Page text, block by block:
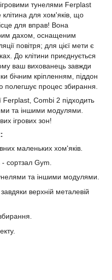
ігровими тунелями Ferplast
для хом'яків, що
для вправ! Вона
дахом, оснащеним
повітря; для цієї мети є
До клітини приєднується
ваш вихованець завжди
бічним кріпленням, піддон
полегшує процес збирання.
Ferplast, Combi 2 підходить
та іншими модулями.
ігрових зон!
маленьких хом'яків.
сортзал Gym.
та іншими модулями.
верхній металевій